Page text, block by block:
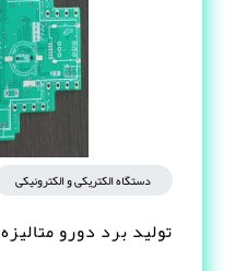
دستگاه الکتریکی و الکترونیکی
تولید برد دورو متالیزه